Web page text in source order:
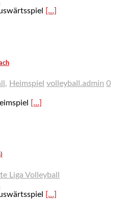
[…]
, Heimspiel volleyball.admin 0
[…]
Liga Volleyball
[…]